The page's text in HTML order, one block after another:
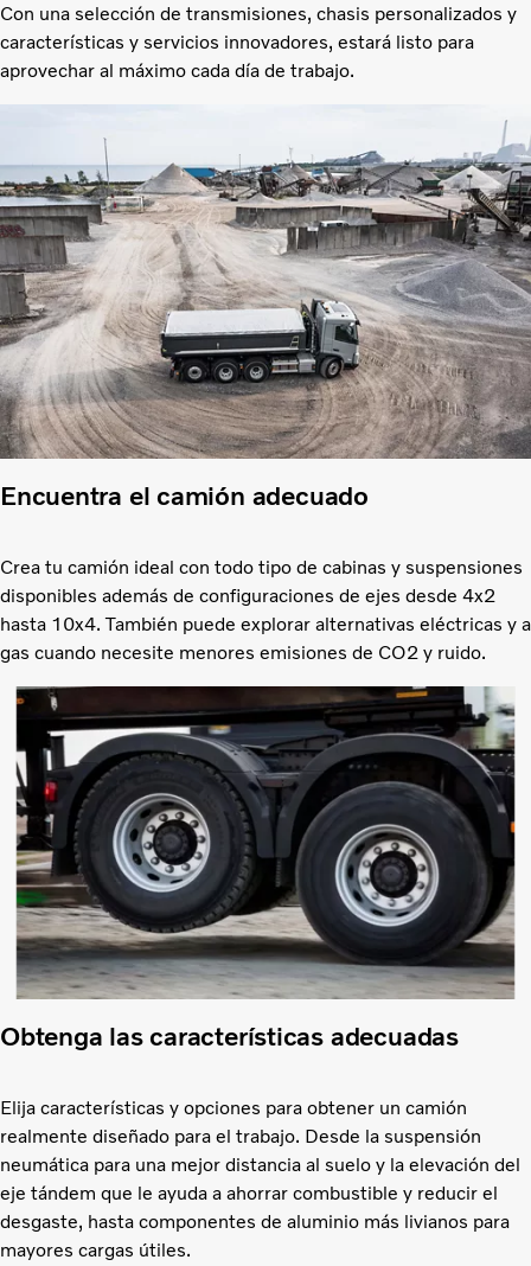
Con una selección de transmisiones, chasis personalizados y
características y servicios innovadores, estará listo para
aprovechar al máximo cada día de trabajo.
Encuentra el camión adecuado
Crea tu camión ideal con todo tipo de cabinas y suspensiones
disponibles además de configuraciones de ejes desde 4x2
hasta 10x4. También puede explorar alternativas eléctricas y a
gas cuando necesite menores emisiones de CO2 y ruido.
Obtenga las características adecuadas
Elija características y opciones para obtener un camión
realmente diseñado para el trabajo. Desde la suspensión
neumática para una mejor distancia al suelo y la elevación del
eje tándem que le ayuda a ahorrar combustible y reducir el
desgaste, hasta componentes de aluminio más livianos para
mayores cargas útiles.